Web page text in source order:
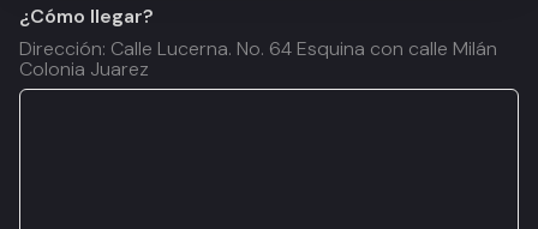
¿Cómo llegar?
Dirección: Calle Lucerna. No. 64 Esquina con calle Milán
Colonia Juarez